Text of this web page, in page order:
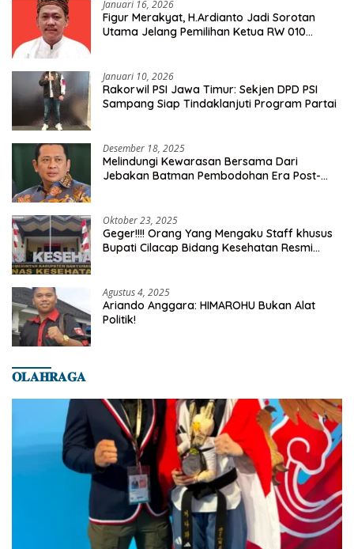
Januari 16, 2026
Figur Merakyat, H.Ardianto Jadi Sorotan
Utama Jelang Pemilihan Ketua RW 010
Januari 10, 2026
Rakorwil PSI Jawa Timur: Sekjen DPD PSI
Sampang Siap Tindaklanjuti Program Partai
Desember 18, 2025
Melindungi Kewarasan Bersama Dari
Jebakan Batman Pembodohan Era Post-
Oktober 23, 2025
Geger!!!! Orang Yang Mengaku Staff khusus
Bupati Cilacap Bidang Kesehatan Resmi
Agustus 4, 2025
Ariando Anggara: HIMAROHU Bukan Alat
Politik!
𝐎𝐋𝐀𝐇𝐑𝐀𝐆𝐀